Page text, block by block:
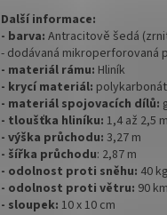
Další informace:
- barva: Antracitově šedá
- dodávaná mikroperforovaná
- materiál rámu: Hliník
- krycí materiál: polykarbonát
- materiál spojovacích dílů:
- tloušťka hliníku: 1,4 až 2,5
- výška průchodu: 3,27 m
- šířka průchodu: 2,87 m
- odolnost proti sněhu: 40
- odolnost proti větru: 90
- sloupek: 10 x 10 cm